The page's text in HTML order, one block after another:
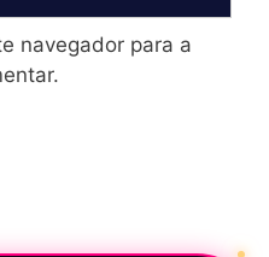
navegador para a